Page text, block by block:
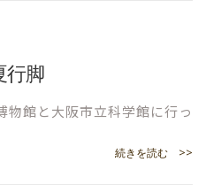
脚
物館と大阪市立科学館に行っ
続きを読む >>